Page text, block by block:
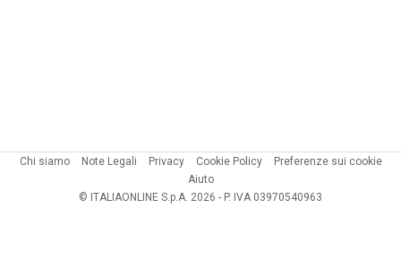
Chi siamo Note Legali Privacy Cookie Policy
Preferenze sui cookie
Aiuto
© ITALIAONLINE S.p.A. 2026 - P. IVA 03970540963